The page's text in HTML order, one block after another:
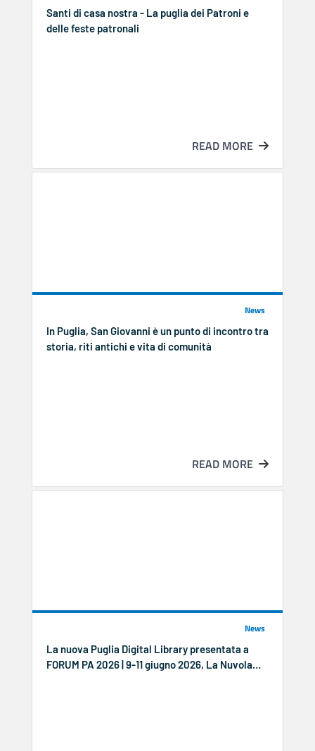
Santi di casa nostra - La puglia dei Patroni e
delle feste patronali
READ MORE
News
In Puglia, San Giovanni è un punto di incontro tra
storia, riti antichi e vita di comunità
READ MORE
News
La nuova Puglia Digital Library presentata a
FORUM PA 2026 | 9-11 giugno 2026, La Nuvola